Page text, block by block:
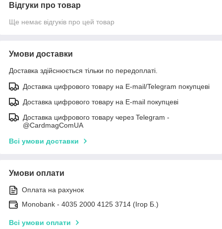
Відгуки про товар
Ще немає відгуків про цей товар
Умови доставки
Доставка здійснюється тільки по передоплаті.
Доставка цифрового товару на E-mail/Telegram покупцеві
Доставка цифрового товару на E-mail покупцеві
Доставка цифрового товару через Telegram -
@CardmagComUA
Всі умови доставки
Умови оплати
Оплата на рахунок
Monobank - 4035 2000 4125 3714 (Ігор Б.)
Всі умови оплати